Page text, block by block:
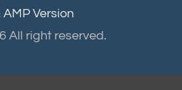
AMP Version
All right reserved.